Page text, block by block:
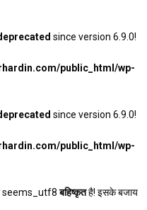
since version 6.9.0!
public_html/wp-
since version 6.9.0!
public_html/wp-
seems_utf8बहिष्कृतहै! इसके बजाय